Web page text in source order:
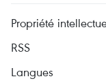
Propriété
RSS
Langues